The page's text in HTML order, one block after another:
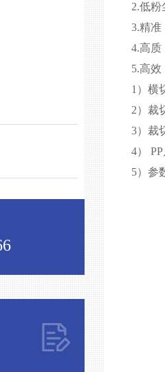
2.低
3.精准
4.高质
5.高效
1）横
2）裁
3）裁
4）
5）参